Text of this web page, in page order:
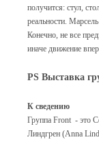
получится: стул,
реальности.
Конечно, не все
иначе движение
PS Выставка
К сведению
Группа Front - это
Линдгрен (Anna